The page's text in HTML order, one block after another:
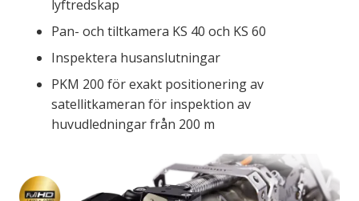
lyftredskap
Pan- och tiltkamera KS 40 och KS 60
Inspektera husanslutningar
PKM 200 för exakt positionering av
satellitkameran för inspektion av
huvudledningar från 200 m